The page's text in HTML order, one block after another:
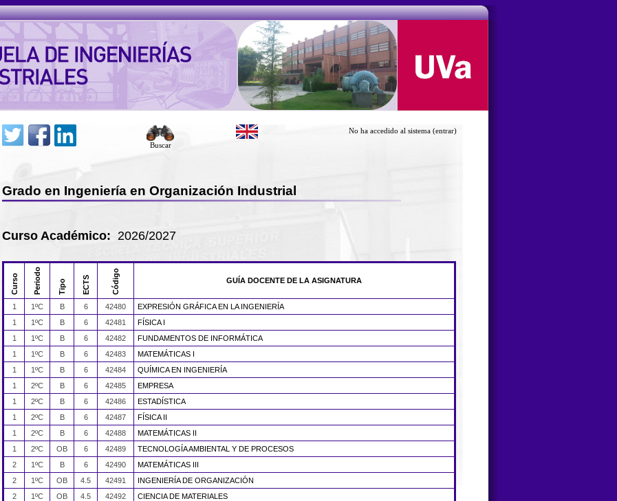
Buscar
No ha accedido al sistema (entrar)
Grado en Ingeniería en Organización Industrial
Curso Académico: 2026/2027
Curso Periodo Tipo ECTS Código GUÍA DOCENTE DE LA ASIGNATURA
1 1ºC B 6 42480
EXPRESIÓN GRÁFICA EN LA INGENIERÍA
1
1ºC B 6 42481
FÍSICA I
1
1ºC B 6 42482
FUNDAMENTOS DE INFORMÁTICA
1
1ºC B 6 42483
MATEMÁTICAS I
1
1ºC B 6 42484
QUÍMICA EN INGENIERÍA
1
2ºC B 6 42485
EMPRESA
1
2ºC B 6 42486
ESTADÍSTICA
1
2ºC B 6 42487
FÍSICA II
1
2ºC B 6 42488
MATEMÁTICAS II
1
2ºC OB 6 42489
TECNOLOGÍA AMBIENTAL Y DE PROCESOS
2
1ºC B 6 42490
MATEMÁTICAS III
2
1ºC OB 4.5 42491
INGENIERÍA DE ORGANIZACIÓN
2
1ºC OB 4.5 42492
CIENCIA DE MATERIALES